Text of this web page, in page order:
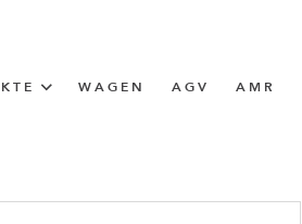
(I-Frame)
WAGEN AGV AMR